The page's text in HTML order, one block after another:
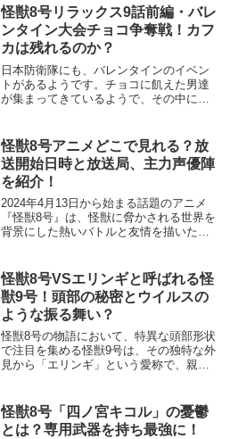
sideBは、本編では描かれなかった防衛隊
員達のそれぞれの...
怪獣8号リラックス9話前編・バレ
ンタイン大会チョコ争奪戦！カフ
カは残れるのか？
日本防衛隊にも、バレンタインのイベン
トがあるようです。チョコに飢えた男達
が集まってきているようで、その中に乃
えないので、それ目的で解説を頼まれた
ようです（笑）優勝者には...
怪獣8号アニメどこで見れる？放
送開始日時と放送局、主力声優陣
を紹介！
2024年4月13日から始まる話題のアニメ
『怪獣8号』は、怪獣に脅かされる世界を
背景にした熱いバトルと友情を描いた作
『怪獣8号』放送開始日と視聴可能な放送
局『怪獣8号』...
怪獣8号VSエリンギと呼ばれる怪
獣9号！頭部の秘密とウイルスの
ような振る舞い？
怪獣8号の物語において、特異な頭部形状
で注目を集める怪獣9号は、その独特な外
見から「エリンギ」という愛称で、親し
会に潜むウイルスのような存在として、
その高い知能と冷酷な...
怪獣8号「四ノ宮キコル」の憂鬱
とは？専用武器を持ち最強に！